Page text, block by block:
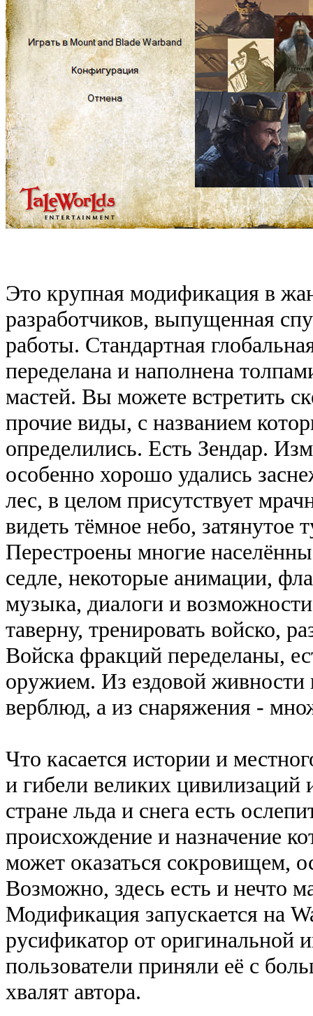
Это крупная модификация в
разработчиков, выпущенная
работы. Стандартная
переделана и наполнена
мастей. Вы можете встретить
прочие виды, с названием
определились. Есть Зендар.
особенно хорошо удались
лес, в целом присутствует
видеть тёмное небо, затянутое
Перестроены многие
седле, некоторые анимации,
музыка, диалоги и
таверну, тренировать войско,
Войска фракций переделаны,
оружием. Из ездовой живности
верблюд, а из снаряжения -
Что касается истории и
и гибели великих
стране льда и снега есть
происхождение и назначение
может оказаться сокровищем,
Возможно, здесь есть и нечто
Модификация запускается на
русификатор от оригинальной
пользователи приняли её с
хвалят автора.